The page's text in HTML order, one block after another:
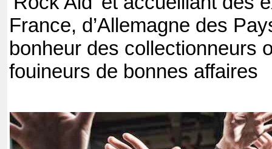
France, d’Allemagne des
bonheur des collectionneurs
fouineurs de bonnes affaires